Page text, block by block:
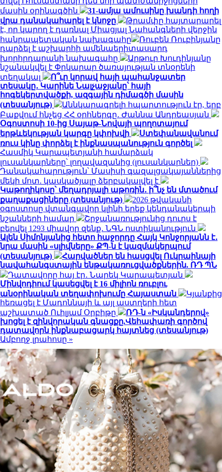
մասին օրինագծին
31-ամյա ամուսինը խանդի հողի
վրա դանակահարել է կնոջը
Թրամփը հայտարարել
է, որ կարող է դառնալ Միացյալ Նահանգների վերջին
հանրապետական ​​նախագահը
Ռուբեն Ռուբինյանը
դարձել է աշխարհի ամենաերիտասարդ
խորհրդարանի նախագահը
Արթուր Խուդինյանը
նշանակվել է Փրկարար ծառայության տնօրենի
տեղակալ
Ո՞ւր կորավ հայի պահանջատեր
տեսակը․ Կարինե Նալչաջյանը՝ հայի
հոգեկերտվածքի, ազգային դիմագծի մասին
(տեսանյութ)
Աննկարագրելի հպարտություն էր, երբ
Բաքվում հնչեց ՀՀ օրհներգը․ Ժաննա Անդրեասյան
Օգոստոսի 10-ից Սայաթ-Նովայի պողոտայում
երթևեկության կարգը կփոխվի
Ստեփանավանում
ռուս կինը փորձել է ինքնասպանություն գործել
Հասմիկ Կարապետյանի համարձակ
լուսանկարները՝ լողավազանից (լուսանկարներ)
Դանակահարություն՝ Մասիսի գազալցակայաններից
մեկի մոտ. կասկածյալը ձերբակալվել է
Կաթողիկոսը՝ մեղադրյալի աթոռին․ ի՞նչ են մտածում
քաղաքացիները (տեսանյութ)
2026 թվականի
օգոստոսը վտանգավոր կլինի երեք կենդանակերպի
նշանների համար
Շրջանառությունից դուրս է
բերվել 1293 միավոր զենք․ ՆԳՆ ոստիկանություն
Ալեն Սիմոնյանից հետո հաջորդը Հայկ Կոնջորյանն է․
նրա մասին «սլիվները» ՔՊ-ն է կազմակերպում
(տեսանյութ)
Հարվածներ են հասցվել Ուկրաինայի
նավահանգստային ենթակառուցվածքներին. ՌԴ ՊՆ
Դատավորը հայ էր․ Նարեկ Կարապետյան
Մինվոդիում կասեցվել է 16 միլիոն ռուբլու
անօրինական տեղափոխումը Հայաստան
Կյանքից
հեռացել է Մադոննայի և այլ աստղերի հետ
աշխատած Ուիլյամ Օրբիթը
ՌԴ-ն «Իսկանդերով»
խոցել է զինվորական գնացքը.Վեհափառի գործով
դատավորն ինքնաբացարկ հայտնեց (տեսանյութ)
Ամբողջ լրահոսը »